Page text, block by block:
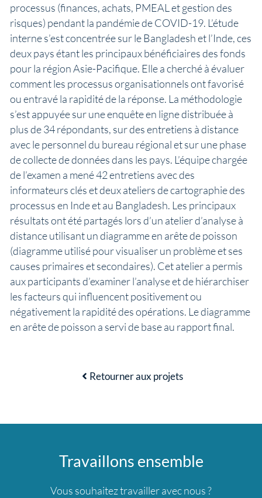
processus (finances, achats, PMEAL et gestion des
risques) pendant la pandémie de COVID-19. L’étude
interne s’est concentrée sur le Bangladesh et l’Inde, ces
deux pays étant les principaux bénéficiaires des fonds
pour la région Asie-Pacifique. Elle a cherché à évaluer
comment les processus organisationnels ont favorisé
ou entravé la rapidité de la réponse. La méthodologie
s’est appuyée sur une enquête en ligne distribuée à
plus de 34 répondants, sur des entretiens à distance
avec le personnel du bureau régional et sur une phase
de collecte de données dans les pays. L’équipe chargée
de l’examen a mené 42 entretiens avec des
informateurs clés et deux ateliers de cartographie des
processus en Inde et au Bangladesh. Les principaux
résultats ont été partagés lors d’un atelier d’analyse à
distance utilisant un diagramme en arête de poisson
(diagramme utilisé pour visualiser un problème et ses
causes primaires et secondaires). Cet atelier a permis
aux participants d’examiner l’analyse et de hiérarchiser
les facteurs qui influencent positivement ou
négativement la rapidité des opérations. Le diagramme
en arête de poisson a servi de base au rapport final.
Retourner aux projets
Travaillons ensemble
Vous souhaitez travailler avec nous ?